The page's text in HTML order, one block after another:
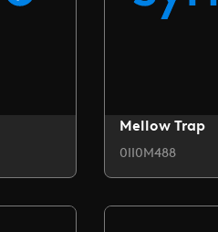
Mellow Trap
0II0M488